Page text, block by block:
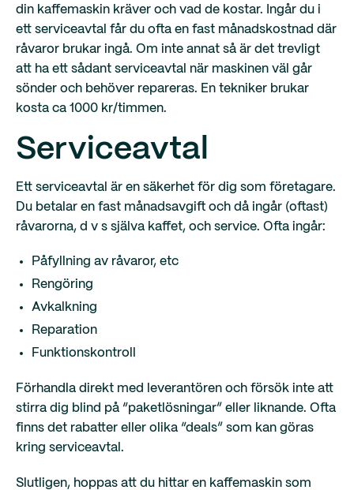
din kaffemaskin kräver och vad de kostar. Ingår du i
ett serviceavtal får du ofta en fast månadskostnad där
råvaror brukar ingå. Om inte annat så är det trevligt
att ha ett sådant serviceavtal när maskinen väl går
sönder och behöver repareras. En tekniker brukar
kosta ca 1000 kr/timmen.
Serviceavtal
Ett serviceavtal är en säkerhet för dig som företagare.
Du betalar en fast månadsavgift och då ingår (oftast)
råvarorna, d v s själva kaffet, och service. Ofta ingår:
Påfyllning av råvaror, etc
Rengöring
Avkalkning
Reparation
Funktionskontroll
Förhandla direkt med leverantören och försök inte att
stirra dig blind på “paketlösningar” eller liknande. Ofta
finns det rabatter eller olika “deals” som kan göras
kring serviceavtal.
Slutligen, hoppas att du hittar en kaffemaskin som